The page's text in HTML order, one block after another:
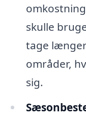
skulle
tage
områder,
sig.